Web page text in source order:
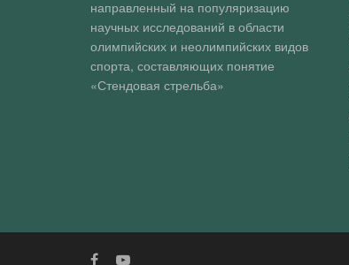
направленный на популяризацию
научных исследований в области
олимпийских и неолимпийских видов
спорта, составляющих понятие
«Стендовая стрельба»